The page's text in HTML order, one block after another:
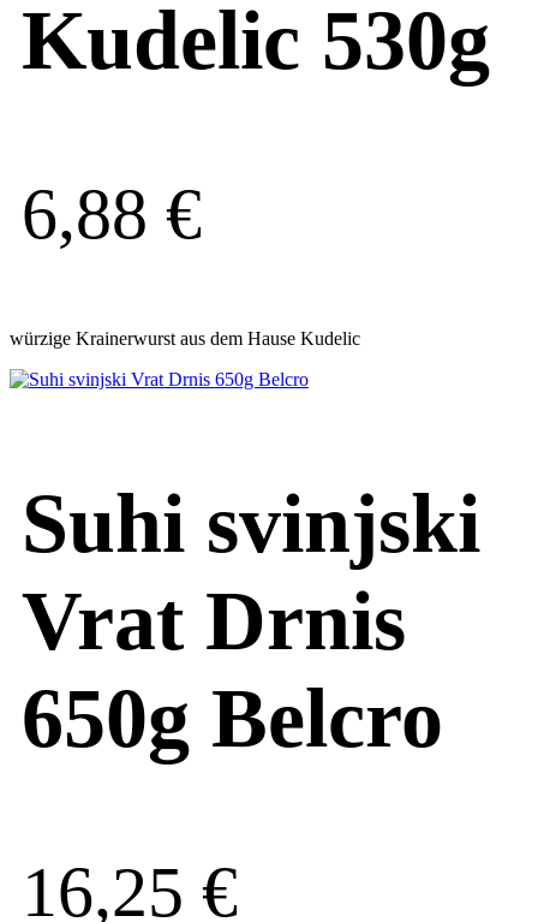
Kudelic 530g
6,88 €
würzige Krainerwurst aus dem Hause Kudelic
Suhi svinjski
Vrat Drnis
650g Belcro
16,25 €